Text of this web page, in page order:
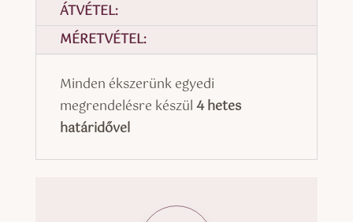
ÁTVÉTEL:
MÉRETVÉTEL:
Minden ékszerünk egyedi
megrendelésre készül4 hetes
határidővel